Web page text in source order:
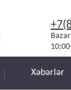
Xəbərlər